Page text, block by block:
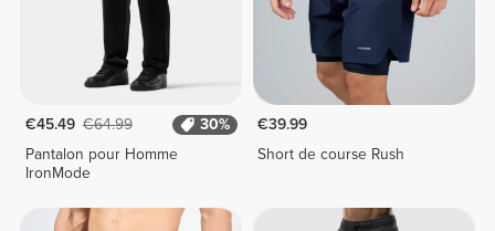
€45.49 €64.99
30%
Pantalon pour Homme
IronMode
€39.99
Short de course Rush